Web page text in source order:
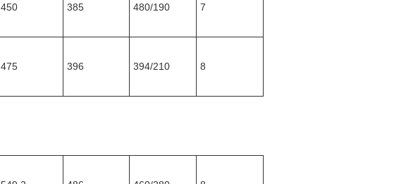
450 385 480/190 7
475 396 394/210 8